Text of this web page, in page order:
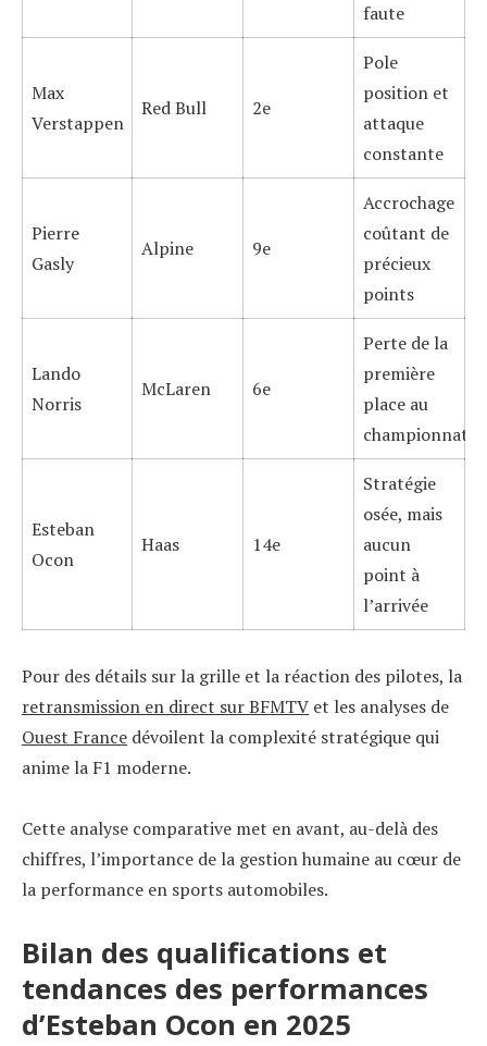
faute
Max
Verstappen
Red Bull 2e
Pole
position et
attaque
constante
Pierre
Gasly
Alpine 9e
Accrochage
coûtant de
précieux
points
Lando
Norris
McLaren 6e
Perte de la
première
place au
championnat
Esteban
Ocon
Haas 14e
Stratégie
osée, mais
aucun
point à
l’arrivée
Pour des détails sur la grille et la réaction des pilotes, la
retransmission en direct sur BFMTV et les analyses de
Ouest France dévoilent la complexité stratégique qui
anime la F1 moderne.
Cette analyse comparative met en avant, au-delà des
chiffres, l’importance de la gestion humaine au cœur de
la performance en sports automobiles.
Bilan des qualifications et
tendances des performances
d’Esteban Ocon en 2025